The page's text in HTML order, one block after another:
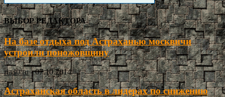
ВЫБОР РЕДАКТОРА
На базе отдыха под Астраханью москвичи
устроили поножовщину
ria30.ru - 07.10.2014
Астраханская область в лидерах по снижению